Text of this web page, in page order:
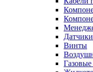
Винты